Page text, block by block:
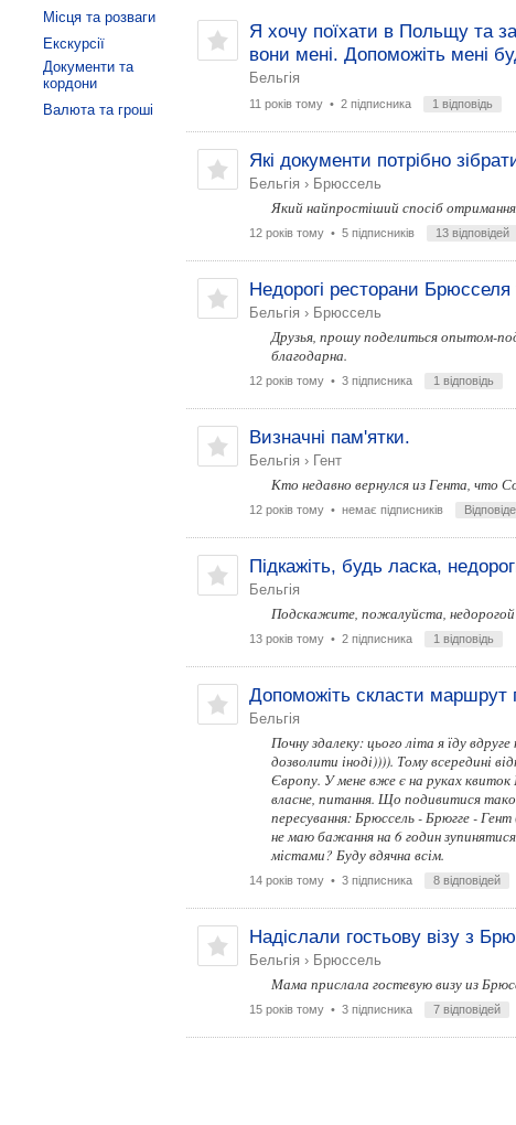
Я хочу поїхати в Польщу та
вони мені. Допоможіть мені
Бельгія
11 років тому• 2 підписника 1 відповідь
Які документи потрібно
Бельгія › Брюссель
Який найпростіший спосіб
12 років тому• 5 підписників 13 відповідей
Недорогі ресторани Брюсселя
Бельгія › Брюссель
Друзья, прошу поделиться опытом-
благодарна.
12 років тому• 3 підписника 1 відповідь
Визначні пам'ятки.
Бельгія › Гент
Кто недавно вернулся из Гента, что
12 років тому• немає підписників
Підкажіть, будь ласка,
Бельгія
Подскажите, пожалуйста, недорогой
13 років тому• 2 підписника 1 відповідь
Допоможіть скласти маршрут
Бельгія
Почну здалеку: цього літа я їду
дозволити іноді)))). Тому всередині
Європу. У мене вже є на руках квиток
власне, питання. Що подивитися
пересування: Брюссель - Брюгге -
не маю бажання на 6 годин
містами? Буду вдячна всім.
14 років тому• 3 підписника 8 відповідей
Надіслали гостьову візу з
Бельгія › Брюссель
Мама прислала гостевую визу из
15 років тому• 3 підписника 7 відповідей
Місця та розваги
Екскурсії
Документи та
кордони
Валюта та гроші